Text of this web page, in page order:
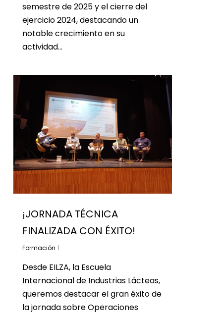
semestre de 2025 y el cierre del
ejercicio 2024, destacando un
notable crecimiento en su
actividad…
¡JORNADA TÉCNICA
FINALIZADA CON ÉXITO!
Formación
Desde EILZA, la Escuela
Internacional de Industrias Lácteas,
queremos destacar el gran éxito de
la jornada sobre Operaciones